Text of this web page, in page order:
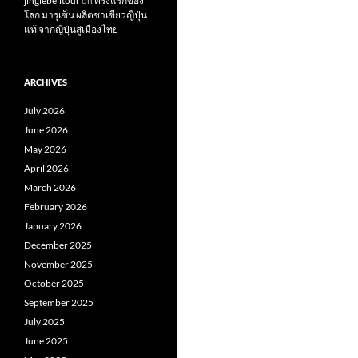
โลก มารุเซ็น ผลิตชาเขียวญี่ปุ่น
แท้ จากญี่ปุ่นสู่เมืองไทย
ARCHIVES
July 2026
June 2026
May 2026
April 2026
March 2026
February 2026
January 2026
December 2025
November 2025
October 2025
September 2025
July 2025
June 2025